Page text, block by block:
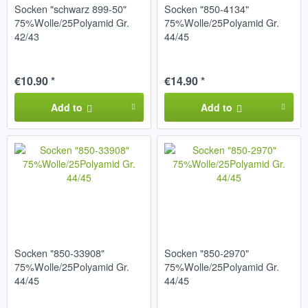
Socken "schwarz 899-50"
75%Wolle/25Polyamid Gr.
42/43
€10.90 *
Add to
Socken "850-4134"
75%Wolle/25Polyamid Gr.
44/45
€14.90 *
Add to
Socken "850-33908"
75%Wolle/25Polyamid Gr.
44/45
Socken "850-2970"
75%Wolle/25Polyamid Gr.
44/45